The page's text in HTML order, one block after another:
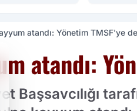
atandı: Yönetim TMSF'ye
atandı:
Başsavcılığı